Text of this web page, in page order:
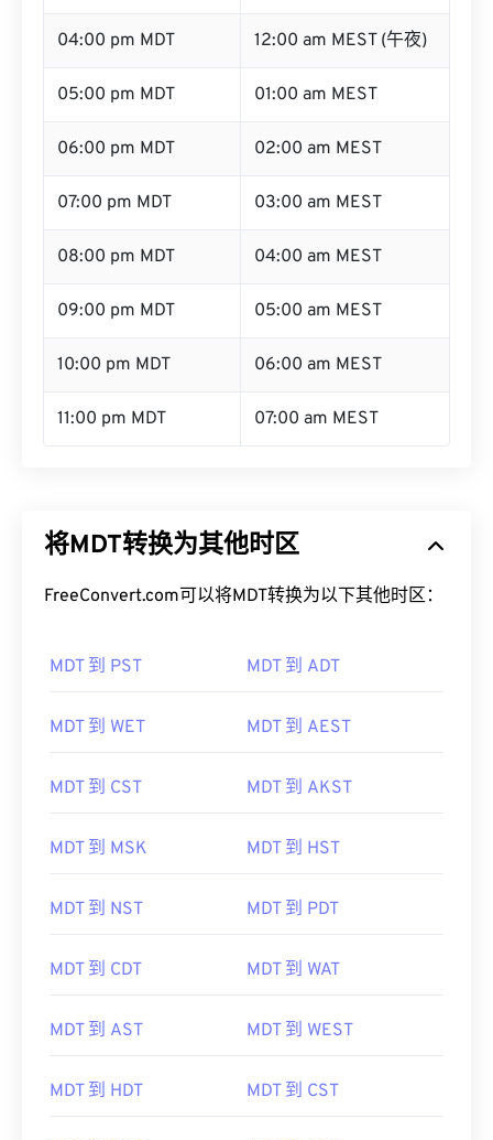
04:00 pm MDT 12:00 am MEST (午夜)
05:00 pm MDT 01:00 am MEST
06:00 pm MDT 02:00 am MEST
07:00 pm MDT 03:00 am MEST
08:00 pm MDT 04:00 am MEST
09:00 pm MDT 05:00 am MEST
10:00 pm MDT 06:00 am MEST
11:00 pm MDT 07:00 am MEST
将MDT转换为其他时区
FreeConvert.com可以将MDT转换为以下其他时区：
MDT 到 PST MDT 到 ADT
MDT 到 WET MDT 到 AEST
MDT 到 CST MDT 到 AKST
MDT 到 MSK MDT 到 HST
MDT 到 NST MDT 到 PDT
MDT 到 CDT MDT 到 WAT
MDT 到 AST MDT 到 WEST
MDT 到 HDT MDT 到 CST